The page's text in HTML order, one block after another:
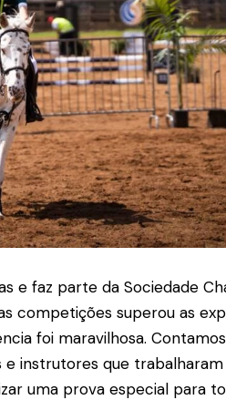
e faz parte da Sociedade
competições superou as
foi maravilhosa.
e instrutores que
uma prova especial para